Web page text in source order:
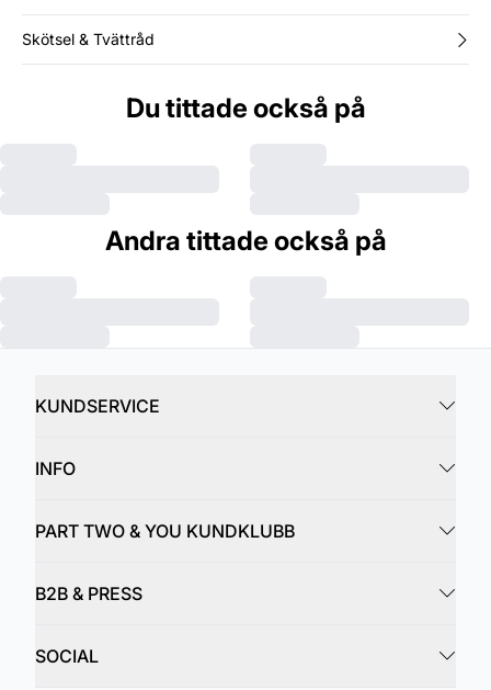
Skötsel & Tvättråd
Du tittade också på
Andra tittade också på
KUNDSERVICE
INFO
PART TWO & YOU KUNDKLUBB
B2B & PRESS
SOCIAL